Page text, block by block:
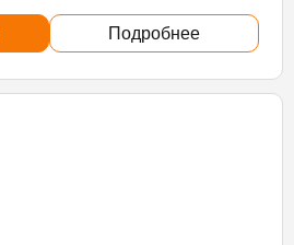
Подробнее